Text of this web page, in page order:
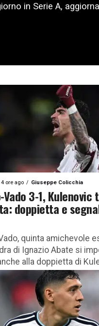
in Serie A,
4 ore ago Giuseppe Colicchia
Vado 3-1,
doppietta e
quinta amichevole
di Ignazio Abate si
alla doppietta di